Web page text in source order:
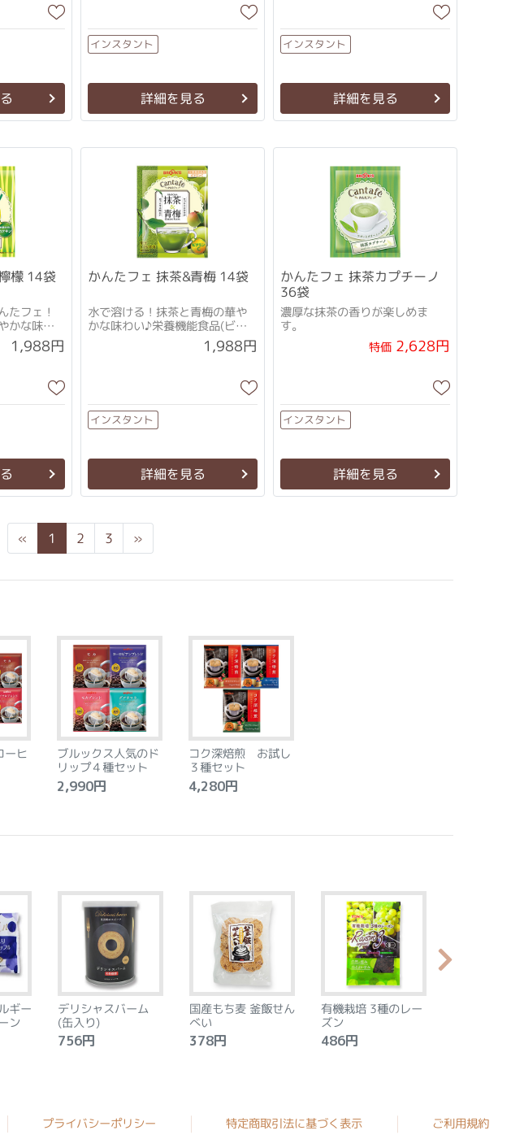
インスタント
詳細を見る
インスタント
詳細を見る
檬 14袋
たフェ！
かな味わ
1,988円
かんたフェ 抹茶&青梅 14袋
水で溶ける！抹茶と青梅の華や
かな味わい♪栄養機能食品(ビタ
1,988円
インスタント
詳細を見る
かんたフェ 抹茶カプチーノ
36袋
濃厚な抹茶の香りが楽しめま
す。
特価 2,628円
インスタント
詳細を見る
« Previous
1 2 3 »Next
ーヒ ブルックス人気のド
リップ４種セット
2,990円
コク深焙煎 お試し
３種セット
4,280円
ギー
ン
デリシャスバーム
(缶入り)
756円
国産もち麦 釜飯せん
べい
378円
有機栽培 3種のレー
ズン
486円
プライバシーポリシー 特定商取引法に基づく表示 ご利用規約